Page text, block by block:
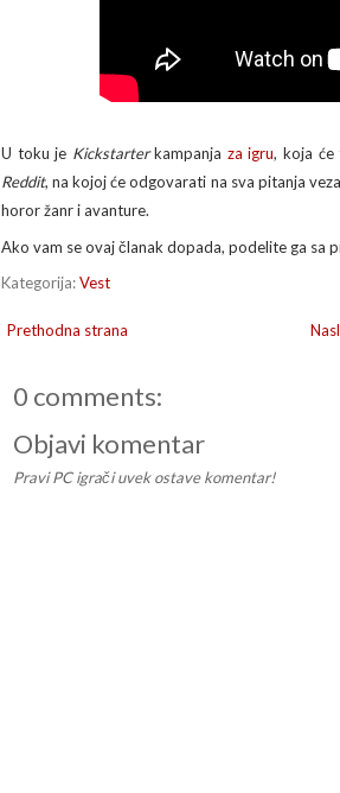
U toku je Kickstarterkampanja za igru, koja će
Reddit, na kojoj će odgovarati na sva pitanja
horor žanr i avanture.
Ako vam se ovaj članak dopada, podelite ga sa
Kategorija:Vest
Prethodna strana
0 comments:
Objavi komentar
Pravi PC igrači uvek ostave komentar!